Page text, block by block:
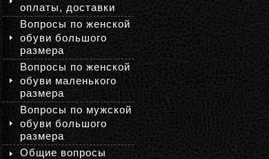
оплаты, доставки
Вопросы по женской
обуви большого
размера
Вопросы по женской
обуви маленького
размера
Вопросы по мужской
обуви большого
размера
Общие вопросы